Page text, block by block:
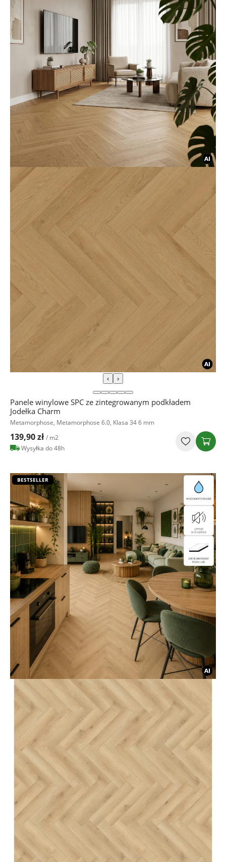
‹ ›
Panele winylowe SPC ze zintegrowanym podkładem
Jodełka Charm
Metamorphose, Metamorphose 6.0, Klasa 34 6 mm
139,90 zł / m2
Wysyłka do 48h
BESTSELLER